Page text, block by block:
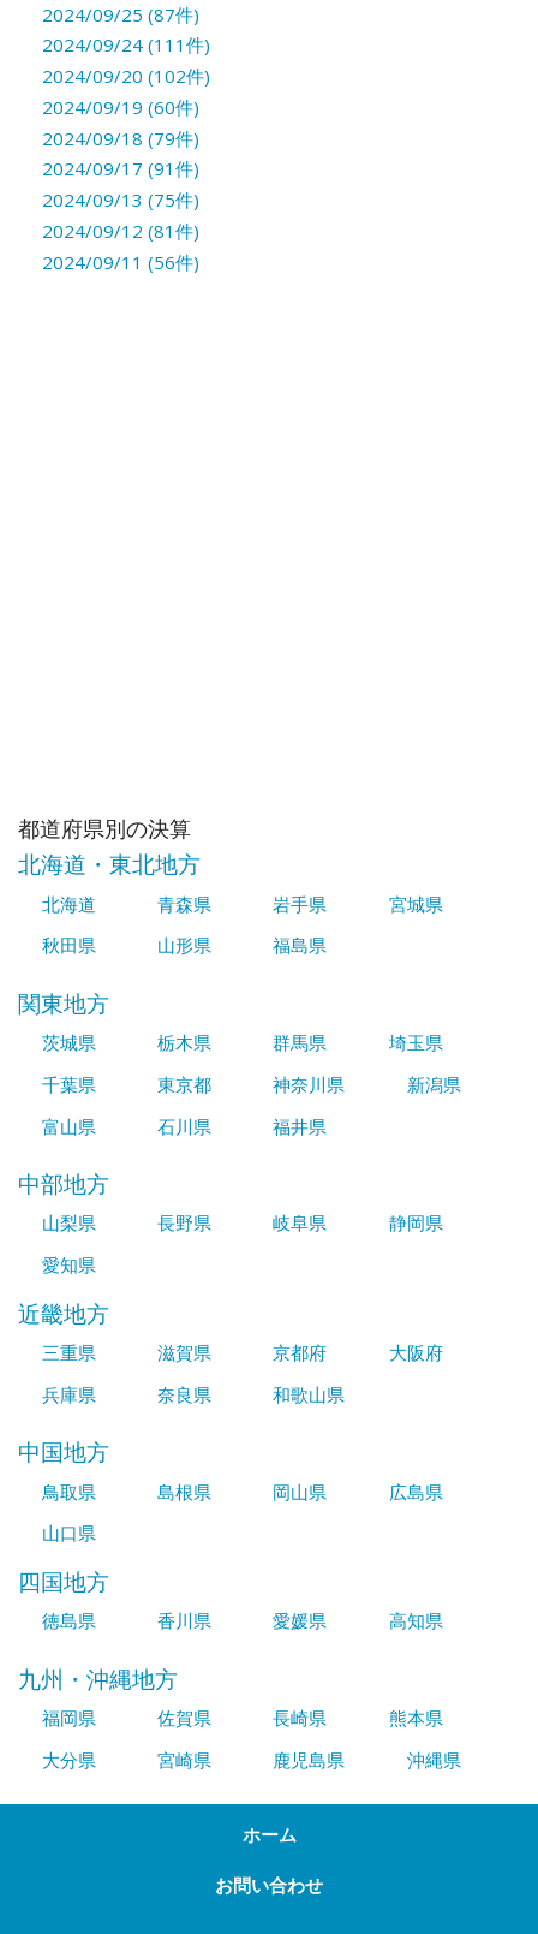
2024/09/25 (87件)
2024/09/24 (111件)
2024/09/20 (102件)
2024/09/19 (60件)
2024/09/18 (79件)
2024/09/17 (91件)
2024/09/13 (75件)
2024/09/12 (81件)
2024/09/11 (56件)
都道府県別の決算
北海道・東北地方
北海道 青森県 岩手県
宮城県
秋田県
山形県 福島県
関東地方
茨城県 栃木県 群馬県
埼玉県
千葉県
東京都 神奈川県
新潟県
富山県
石川県 福井県
中部地方
山梨県 長野県 岐阜県
静岡県
愛知県
近畿地方
三重県 滋賀県 京都府
大阪府
兵庫県
奈良県 和歌山県
中国地方
鳥取県 島根県 岡山県
広島県
山口県
四国地方
徳島県 香川県 愛媛県 高知県
九州・沖縄地方
福岡県 佐賀県 長崎県
熊本県
大分県
宮崎県 鹿児島県 沖縄県
ホーム
お問い合わせ